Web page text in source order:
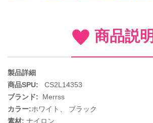
商品説明
製品詳細
商品SPU:
CS2L14353
ブランド:
Merrss
カラー:ホワイト、 ブラック
素材: ナイロン